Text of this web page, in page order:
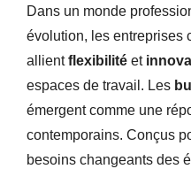
Dans un monde
évolution, les entreprises
allientflexibilité et
espaces de travail. Les
émergent comme une
contemporains. Conçus
besoins changeants des